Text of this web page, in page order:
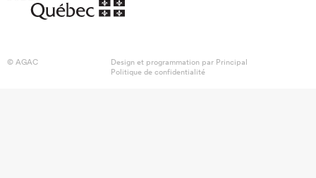
© AGAC Design et programmation par Principal
Politique de confidentialité